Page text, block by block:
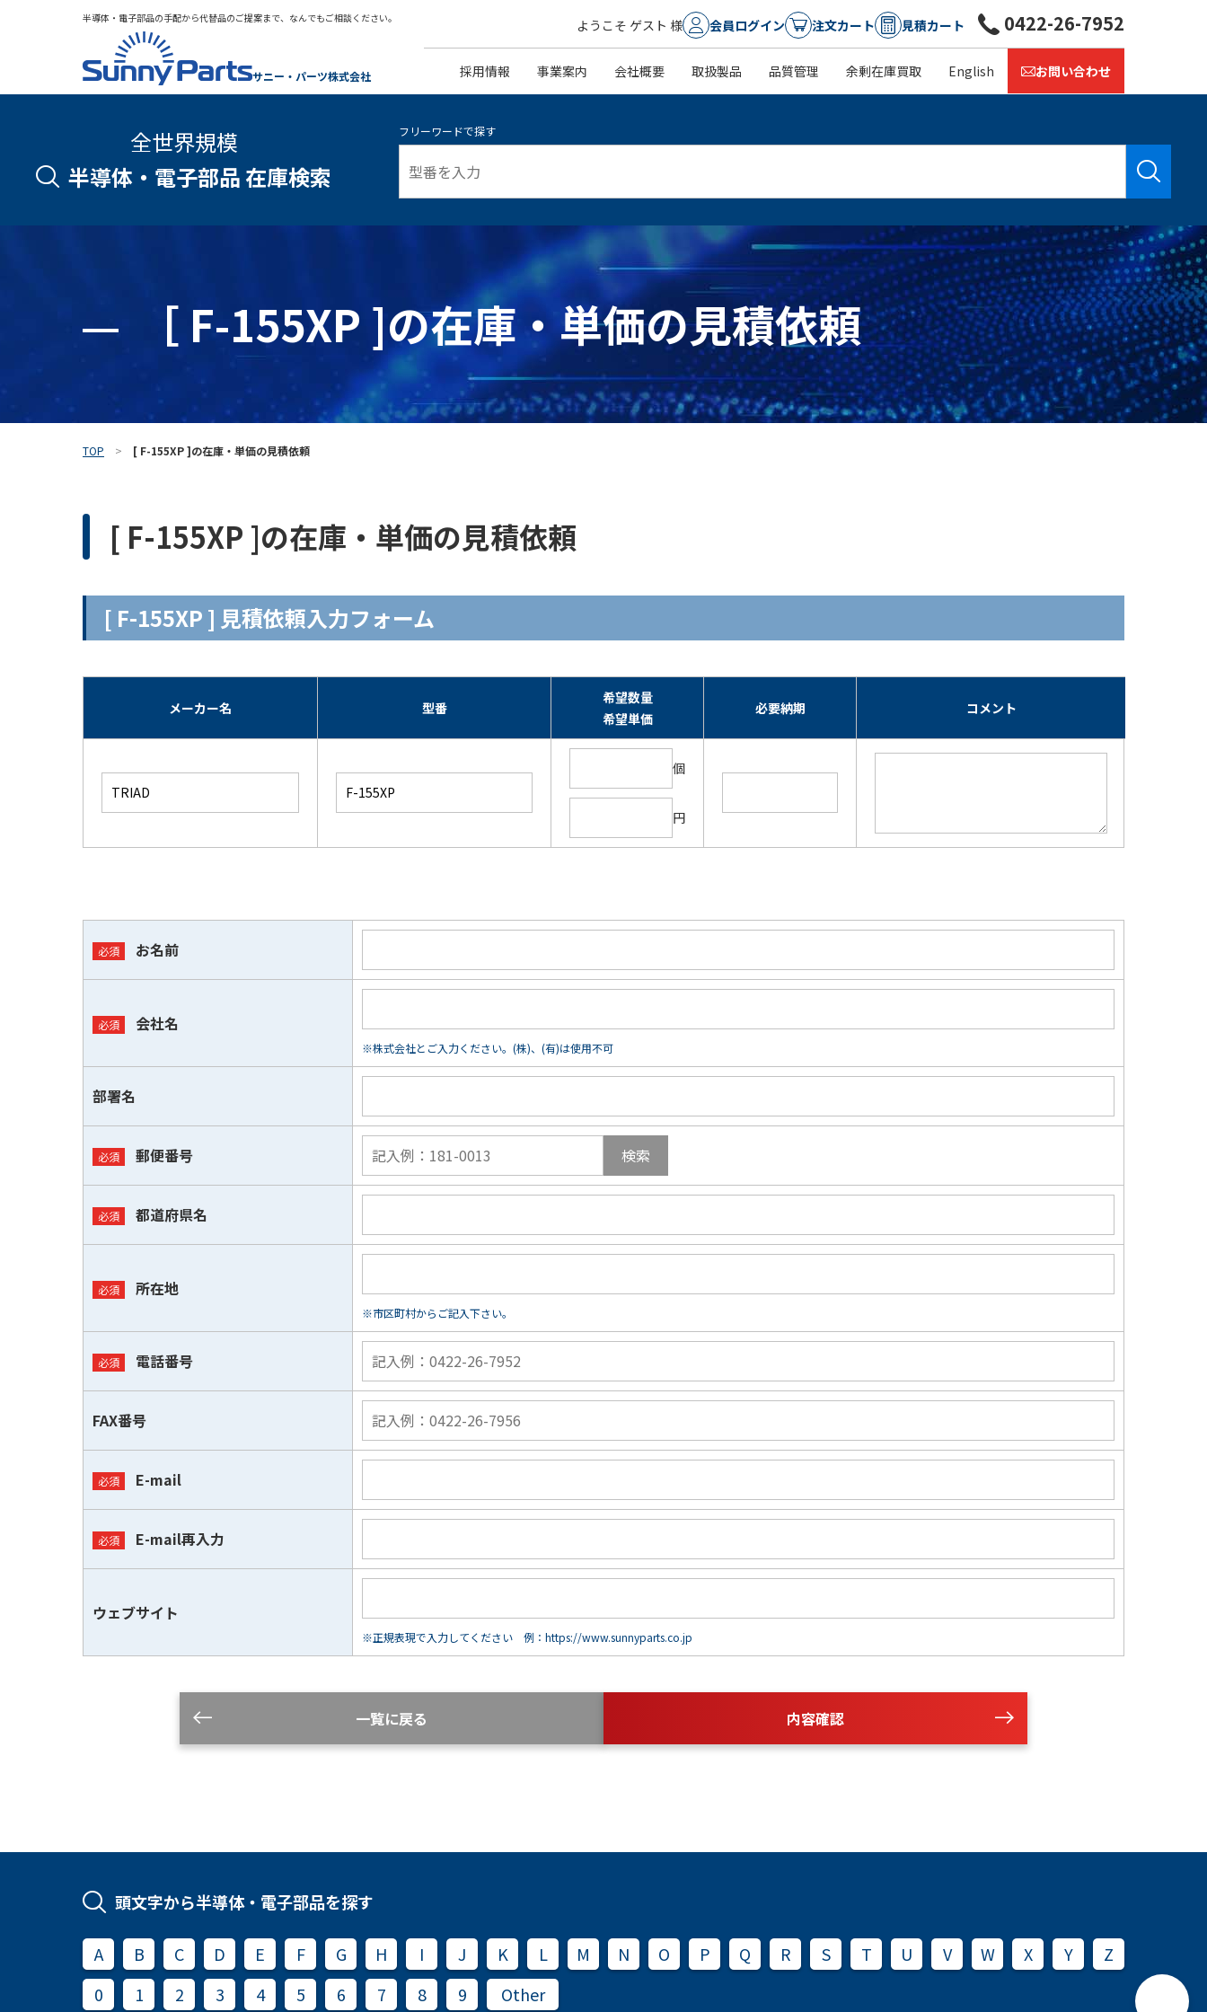
半導体・電子部品の手配から代替品のご提案まで、なんでもご相談ください。
サニー・パーツ株式会社
ようこそ ゲスト 様 会員ログイン 注文カート 見積カート
採用情報 事業案内 会社概要 取扱製品 品質管理 余剰在庫買取 English お問い合わせ
0422-26-7952
全世界規模
半導体・電子部品 在庫検索
フリーワードで探す
［ F-155XP ]の在庫・単価の見積依頼
TOP [ F-155XP ]の在庫・単価の見積依頼
[ F-155XP ]の在庫・単価の見積依頼
[ F-155XP ] 見積依頼入力フォーム
メーカー名 型番
希望数量
希望単価
必要納期 コメント
個
円
お名前
会社名
※株式会社とご入力ください。(株)、(有)は使用不可
部署名
郵便番号 検索
都道府県名
所在地
※市区町村からご記入下さい。
電話番号
FAX番号
E-mail
E-mail再入力
ウェブサイト
※正規表現で入力してください 例：https://www.sunnyparts.co.jp
一覧に戻る 内容確認
頭文字から半導体・電子部品を探す
A B C D E F G H I J K L M N O P Q R S T U V W X Y
Z
0
1 2 3 4 5 6 7 8 9 Other